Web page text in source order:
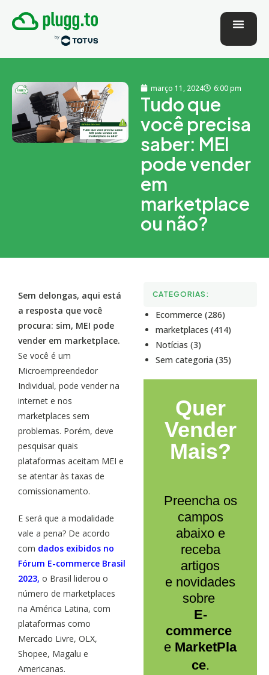
março 11, 2024 6:00 pm
Tudo que
você precisa
saber: MEI
pode vender
em
marketplace
ou não?
Sem delongas, aqui está
a resposta que você
procura: sim, MEI pode
vender em marketplace.
Se você é um
Microempreendedor
Individual, pode vender na
internet e nos
marketplaces sem
problemas. Porém, deve
pesquisar quais
plataformas aceitam MEI e
se atentar às taxas de
comissionamento.
E será que a modalidade
vale a pena? De acordo
com dados exibidos no
Fórum E-commerce Brasil
2023, o Brasil liderou o
número de marketplaces
na América Latina, com
plataformas como
Mercado Livre, OLX,
Shopee, Magalu e
Americanas.
CATEGORIAS:
Ecommerce (286)
marketplaces (414)
Notícias (3)
Sem categoria (35)
Quer
Vender
Mais?
Preencha os
campos
abaixo e
receba
artigos
e novidades
sobre
E-
commerce
e MarketPla
ce.